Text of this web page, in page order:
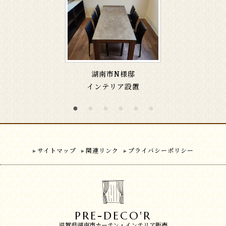
湖南市N様邸
インテリア設置
サイトマップ 関連リンク プライバシーポリシー
PRE-DECO'R